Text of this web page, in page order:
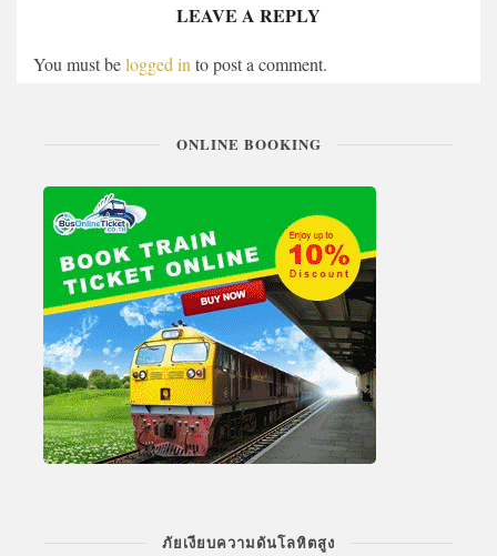
LEAVE A REPLY
You must belogged in to post a comment.
ONLINE BOOKING
ภัยเงียบความดันโลหิตสูง